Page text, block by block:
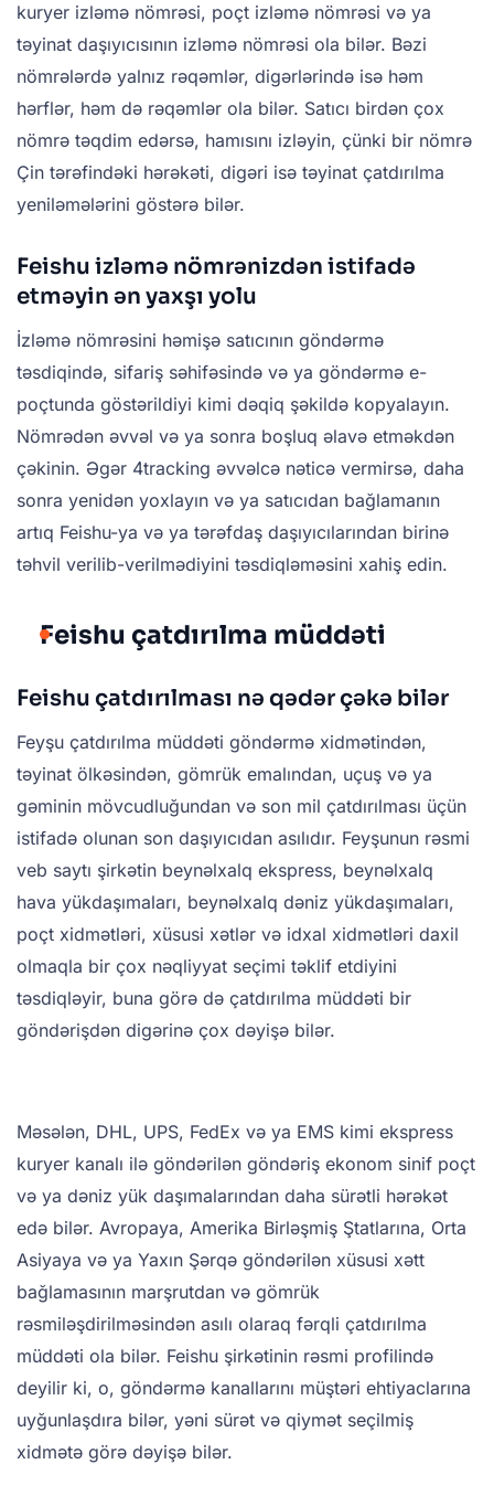
kuryer izləmə nömrəsi, poçt izləmə nömrəsi və ya
təyinat daşıyıcısının izləmə nömrəsi ola bilər. Bəzi
nömrələrdə yalnız rəqəmlər, digərlərində isə həm
hərflər, həm də rəqəmlər ola bilər. Satıcı birdən çox
nömrə təqdim edərsə, hamısını izləyin, çünki bir nömrə
Çin tərəfindəki hərəkəti, digəri isə təyinat çatdırılma
yeniləmələrini göstərə bilər.
Feishu izləmə nömrənizdən istifadə
etməyin ən yaxşı yolu
İzləmə nömrəsini həmişə satıcının göndərmə
təsdiqində, sifariş səhifəsində və ya göndərmə e-
poçtunda göstərildiyi kimi dəqiq şəkildə kopyalayın.
Nömrədən əvvəl və ya sonra boşluq əlavə etməkdən
çəkinin. Əgər 4tracking əvvəlcə nəticə vermirsə, daha
sonra yenidən yoxlayın və ya satıcıdan bağlamanın
artıq Feishu-ya və ya tərəfdaş daşıyıcılarından birinə
təhvil verilib-verilmədiyini təsdiqləməsini xahiş edin.
Feishu çatdırılma müddəti
Feishu çatdırılması nə qədər çəkə bilər
Feyşu çatdırılma müddəti göndərmə xidmətindən,
təyinat ölkəsindən, gömrük emalından, uçuş və ya
gəminin mövcudluğundan və son mil çatdırılması üçün
istifadə olunan son daşıyıcıdan asılıdır. Feyşunun rəsmi
veb saytı şirkətin beynəlxalq ekspress, beynəlxalq
hava yükdaşımaları, beynəlxalq dəniz yükdaşımaları,
poçt xidmətləri, xüsusi xətlər və idxal xidmətləri daxil
olmaqla bir çox nəqliyyat seçimi təklif etdiyini
təsdiqləyir, buna görə də çatdırılma müddəti bir
göndərişdən digərinə çox dəyişə bilər.
Məsələn, DHL, UPS, FedEx və ya EMS kimi ekspress
kuryer kanalı ilə göndərilən göndəriş ekonom sinif poçt
və ya dəniz yük daşımalarından daha sürətli hərəkət
edə bilər. Avropaya, Amerika Birləşmiş Ştatlarına, Orta
Asiyaya və ya Yaxın Şərqə göndərilən xüsusi xətt
bağlamasının marşrutdan və gömrük
rəsmiləşdirilməsindən asılı olaraq fərqli çatdırılma
müddəti ola bilər. Feishu şirkətinin rəsmi profilində
deyilir ki, o, göndərmə kanallarını müştəri ehtiyaclarına
uyğunlaşdıra bilər, yəni sürət və qiymət seçilmiş
xidmətə görə dəyişə bilər.